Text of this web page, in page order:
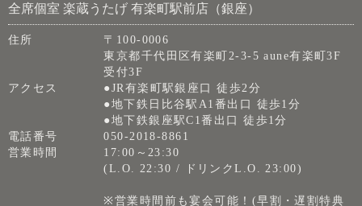
全席個室 楽蔵うたげ 有楽町駅前店（銀座）
住所
〒100-0006
東京都千代田区有楽町2-3-5 aune有楽町3F
受付3F
アクセス
●JR有楽町駅銀座口 徒歩2分
●地下鉄日比谷駅A1番出口 徒歩1分
●地下鉄銀座駅C1番出口 徒歩1分
電話番号
050-2018-8861
営業時間
17:00～23:30
(L.O. 22:30 / ドリンクL.O. 23:00)
※営業時間前も宴会可能！(早割・遅割特典